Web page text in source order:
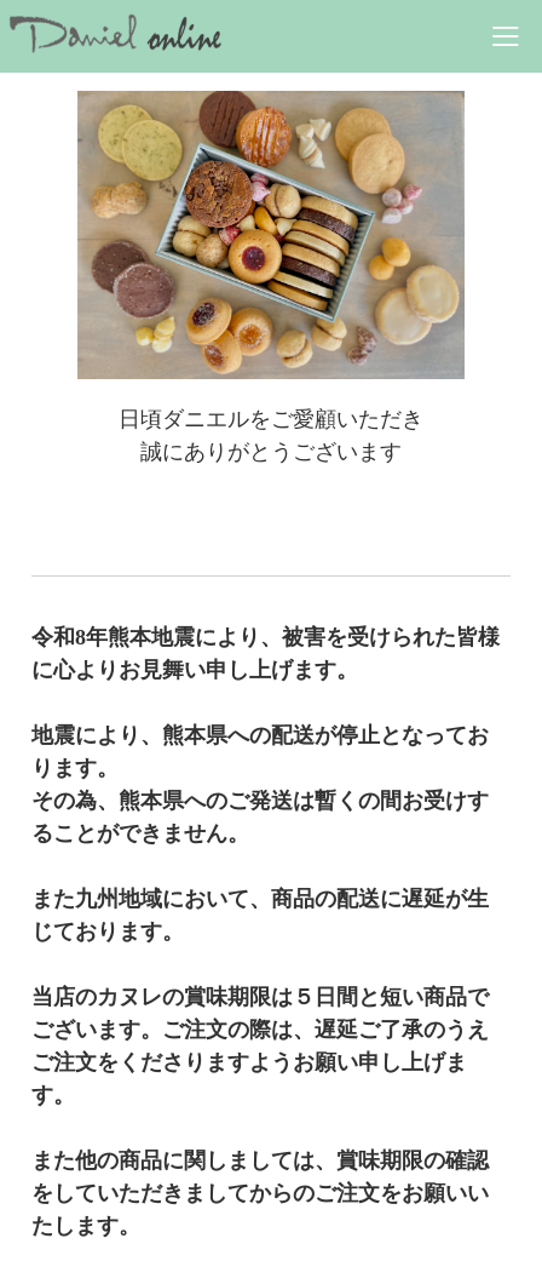
日頃ダニエルをご愛顧いただき
誠にありがとうございます
令和8年熊本地震により、被害を受けられた皆様
に心よりお見舞い申し上げます。
地震により、熊本県への配送が停止となってお
ります。
その為、熊本県へのご発送は暫くの間お受けす
ることができません。
また九州地域において、商品の配送に遅延が生
じております。
当店のカヌレの賞味期限は５日間と短い商品で
ございます。ご注文の際は、遅延ご了承のうえ
ご注文をくださりますようお願い申し上げま
す。
また他の商品に関しましては、賞味期限の確認
をしていただきましてからのご注文をお願いい
たします。